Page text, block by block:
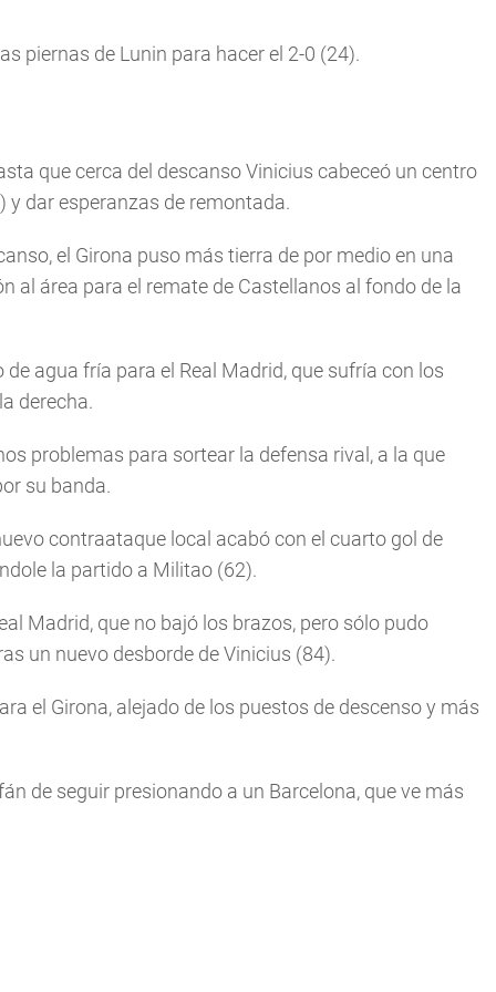
piernas de Lunin para hacer el 2-0 (24).
que cerca del descanso Vinicius cabeceó un centro
dar esperanzas de remontada.
el Girona puso más tierra de por medio en una
al área para el remate de Castellanos al fondo de la
agua fría para el Real Madrid, que sufría con los
derecha.
problemas para sortear la defensa rival, a la que
su banda.
contraataque local acabó con el cuarto gol de
la partido a Militao (62).
Madrid, que no bajó los brazos, pero sólo pudo
un nuevo desborde de Vinicius (84).
el Girona, alejado de los puestos de descenso y más
de seguir presionando a un Barcelona, que ve más